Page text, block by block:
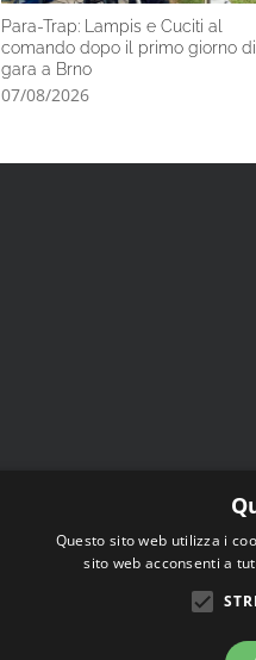
Para-Trap: Lampis e Cuciti al
comando dopo il primo giorno di
gara a Brno
07/08/2026
FITAV -
Questo sito web utilizza i
sito web acconsenti a